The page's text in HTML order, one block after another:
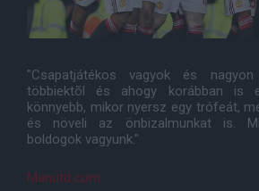
"Csapatjátékos vagyok és
többiektõl és ahogy korábban is
könnyebb, mikor nyersz egy trófeát,
és növeli az önbizalmunkat is.
boldogok vagyunk."
Manutd.com